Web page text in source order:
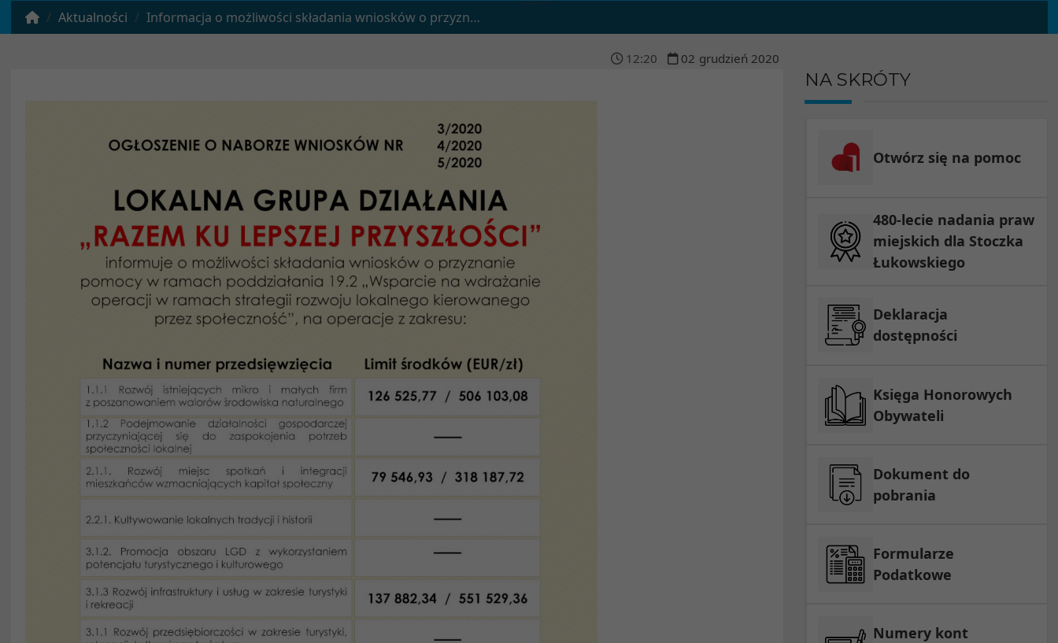
Aktualności Informacja o możliwości składania wniosków o przyznanie pomocy w ramach poddziałania 19.2
12:20 02 grudzień 2020
NA SKRÓTY
Otwórz się na pomoc
480-lecie nadania praw
miejskich dla Stoczka
Łukowskiego
Deklaracja
dostępności
Księga Honorowych
Obywateli
Dokument do
pobrania
Formularze
Podatkowe
Numery kont